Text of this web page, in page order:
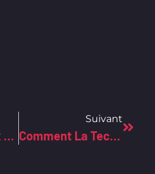
Quels Matériaux Et Technologies Sont Utilisés Pour Les Façades Interactives Et Technologiques ?
Suivant
Comment La Technologie Améliore Les Films Teintés Pour Voitures ?